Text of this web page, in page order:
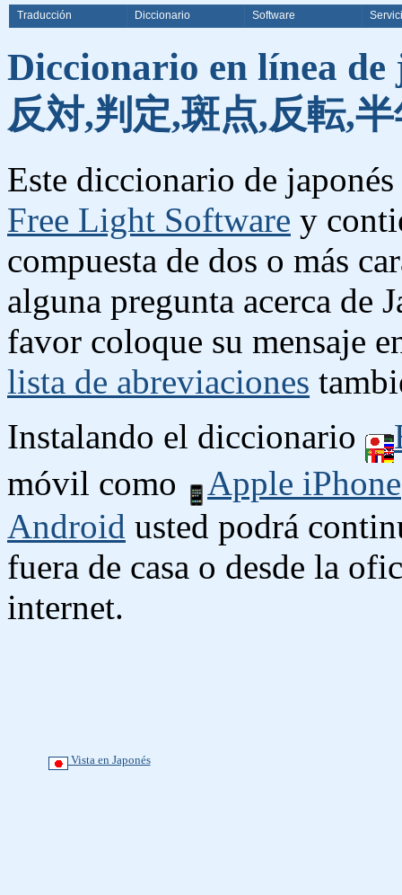
Traducción Diccionario Software
Diccionario en línea
反対,判定,斑点,反転,
Este diccionario de
Free Light Software y
compuesta de dos o más
alguna pregunta acerca de
favor coloque su mensaje
lista de abreviaciones
Instalando el diccionario
móvil como
Apple iPhone
Android usted podrá
fuera de casa o desde la
internet.
Vista en Japonés